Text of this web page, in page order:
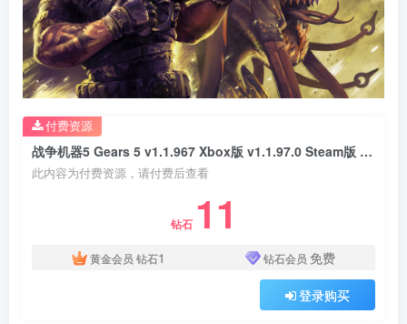
战争机器5 Gears 5 v1.1.967 Xbox版 v1.1.97.0 Steam版 集成全DLC 中文配音|官方中文
此内容为付费资源，请付费后查看
钻石 11
黄金会员 钻石1 钻石会员 免费
登录购买
付费资源